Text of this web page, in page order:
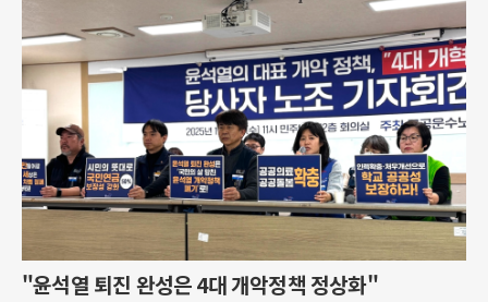
"윤석열 퇴진 완성은 4대 개악정책 정상화"